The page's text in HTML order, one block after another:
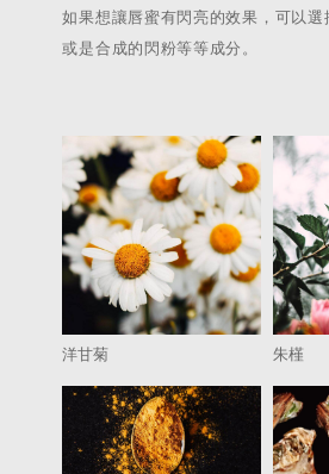
如果想讓唇蜜有閃亮的效果，可以
或是合成的閃粉等等成分。
洋甘菊 朱槿